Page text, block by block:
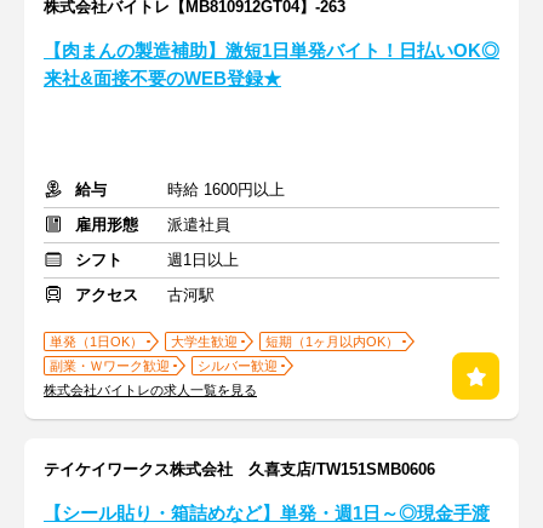
株式会社バイトレ【MB810912GT04】-263
【肉まんの製造補助】激短1日単発バイト！日払いOK◎
来社&面接不要のWEB登録★
給与
時給 1600円以上
雇用形態
派遣社員
シフト
週1日以上
アクセス
古河駅
単発（1日OK） 大学生歓迎
短期（1ヶ月以内OK）
副業・Ｗワーク歓迎
シルバー歓迎
株式会社バイトレの求人一覧を見る
テイケイワークス株式会社 久喜支店/TW151SMB0606
【シール貼り・箱詰めなど】単発・週1日～◎現金手渡